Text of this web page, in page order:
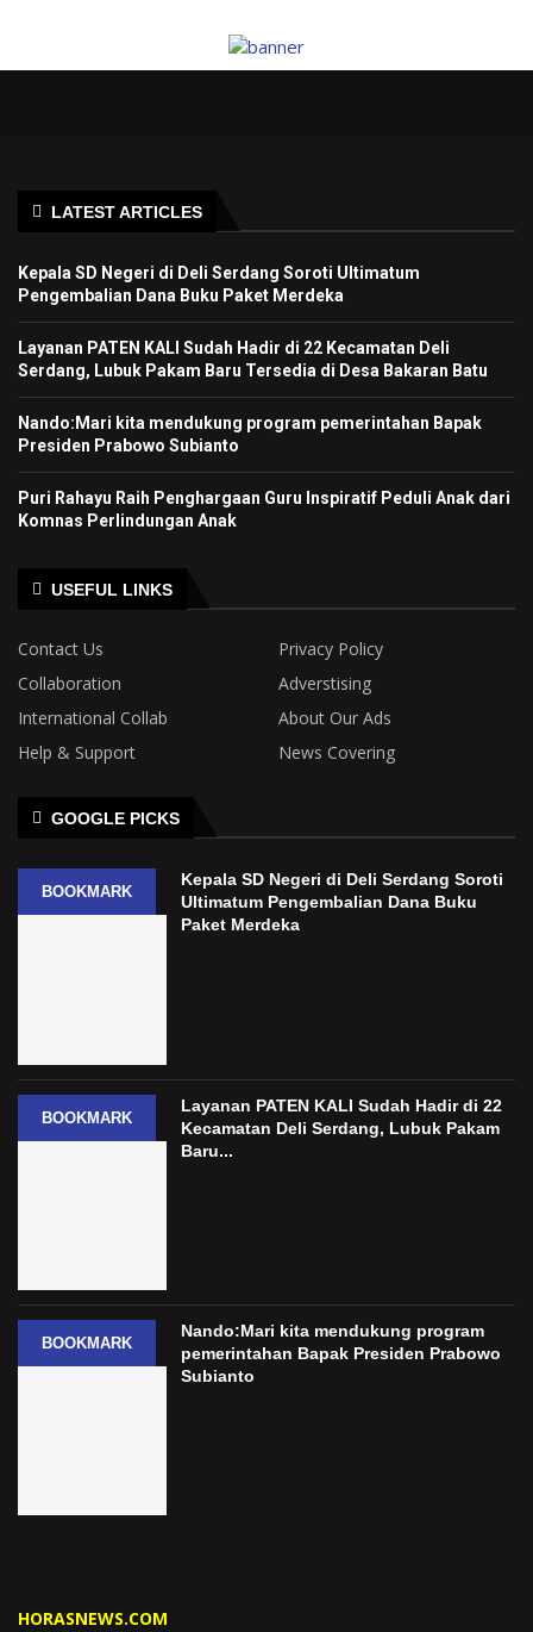
LATEST ARTICLES
Kepala SD Negeri di Deli Serdang Soroti Ultimatum
Pengembalian Dana Buku Paket Merdeka
Layanan PATEN KALI Sudah Hadir di 22 Kecamatan Deli
Serdang, Lubuk Pakam Baru Tersedia di Desa Bakaran Batu
Nando:Mari kita mendukung program pemerintahan Bapak
Presiden Prabowo Subianto
Puri Rahayu Raih Penghargaan Guru Inspiratif Peduli Anak dari
Komnas Perlindungan Anak
USEFUL LINKS
Contact Us
Privacy Policy
Collaboration
Adverstising
International Collab
About Our Ads
Help & Support
News Covering
GOOGLE PICKS
BOOKMARK
Kepala SD Negeri di Deli Serdang Soroti
Ultimatum Pengembalian Dana Buku
Paket Merdeka
BOOKMARK
Layanan PATEN KALI Sudah Hadir di 22
Kecamatan Deli Serdang, Lubuk Pakam
Baru...
BOOKMARK
Nando:Mari kita mendukung program
pemerintahan Bapak Presiden Prabowo
Subianto
HORASNEWS.COM